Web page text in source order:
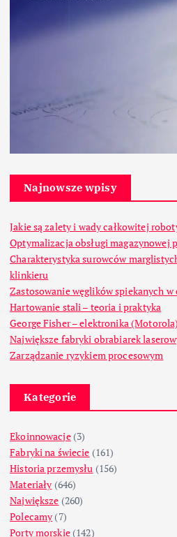
Najnowsze wpisy
Jakie są zalety i wady całkowitej
Optymalizacja obsługi magazynowej
Charakterystyka surowców
klinkieru
Zastosowanie węglików spiekanych
Hartowanie stali – teoria i praktyka
George Fisher – elektronika (Motorola)
Największe fabryki obrabiarek
Zarządzanie ryzykiem procesowym
Kategorie
Ekoinnowacje(3)
Fabryki na świecie (161)
Historia przemysłu (156)
Materiały (646)
Największe (260)
Polecamy (7)
Porty morskie(142)